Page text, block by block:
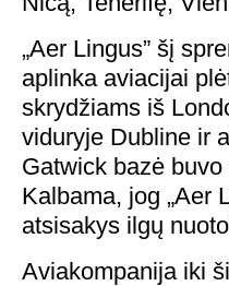
„Aer Lingus” šį
aplinka aviacijai
skrydžiams iš
viduryje Dubline ir
Gatwick bazė
Kalbama, jog „Aer
atsisakys ilgų
Aviakompanija iki